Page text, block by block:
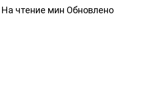
На чтение мин Обновлено